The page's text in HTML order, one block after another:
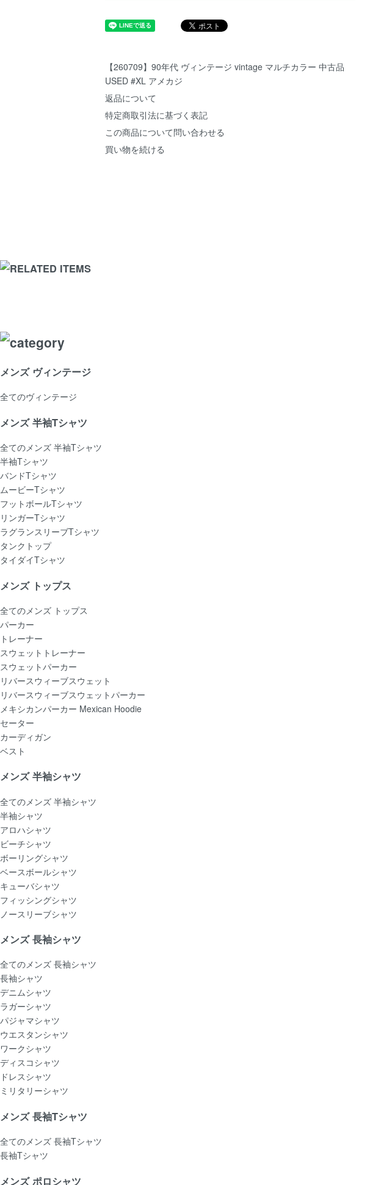
【260709】90年代 ヴィンテージ vintage マルチカラー 中古品
USED #XL アメカジ
返品について
特定商取引法に基づく表記
この商品について問い合わせる
買い物を続ける
メンズ ヴィンテージ
全てのヴィンテージ
メンズ 半袖Tシャツ
全てのメンズ 半袖Tシャツ
半袖Tシャツ
バンドTシャツ
ムービーTシャツ
フットボールTシャツ
リンガーTシャツ
ラグランスリーブTシャツ
タンクトップ
タイダイTシャツ
メンズ トップス
全てのメンズ トップス
パーカー
トレーナー
スウェットトレーナー
スウェットパーカー
リバースウィーブスウェット
リバースウィーブスウェットパーカー
メキシカンパーカー Mexican Hoodie
セーター
カーディガン
ベスト
メンズ 半袖シャツ
全てのメンズ 半袖シャツ
半袖シャツ
アロハシャツ
ビーチシャツ
ボーリングシャツ
ベースボールシャツ
キューバシャツ
フィッシングシャツ
ノースリーブシャツ
メンズ 長袖シャツ
全てのメンズ 長袖シャツ
長袖シャツ
デニムシャツ
ラガーシャツ
パジャマシャツ
ウエスタンシャツ
ワークシャツ
ディスコシャツ
ドレスシャツ
ミリタリーシャツ
メンズ 長袖Tシャツ
全てのメンズ 長袖Tシャツ
長袖Tシャツ
メンズ ポロシャツ